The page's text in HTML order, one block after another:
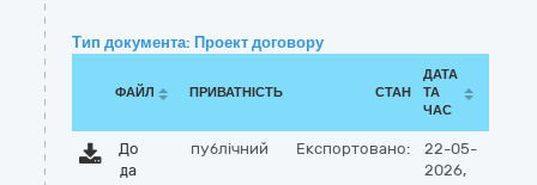
Тип документа: Проект договору
ФАЙЛ ПРИВАТНІСТЬ СТАН
ДАТА
ТА
ЧАС
До
да
публічний Експортовано:
22-05-
2026,